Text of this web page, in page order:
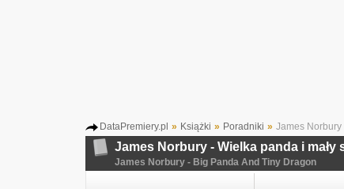
DataPremiery.pl » Książki » Poradniki » James Norbury
James Norbury - Wielka panda i mały
James Norbury - Big Panda And Tiny Dragon